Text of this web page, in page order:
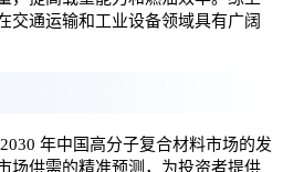
交通运输和工业设备领域具有广阔
年中国高分子复合材料市场的发
场供需的精准预测，为投资者提供